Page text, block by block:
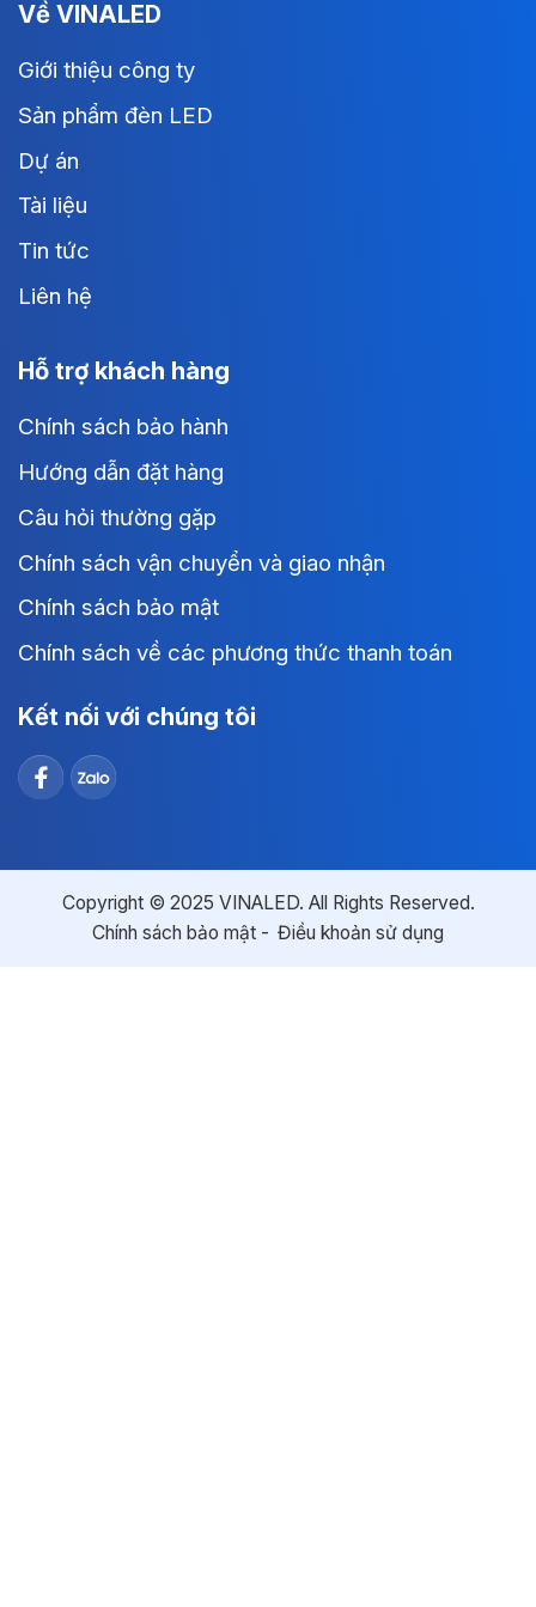
Về VINALED
Giới thiệu công ty
Sản phẩm đèn LED
Dự án
Tài liệu
Tin tức
Liên hệ
Hỗ trợ khách hàng
Chính sách bảo hành
Hướng dẫn đặt hàng
Câu hỏi thường gặp
Chính sách vận chuyển và giao nhận
Chính sách bảo mật
Chính sách về các phương thức thanh toán
Kết nối với chúng tôi
Copyright © 2025 VINALED. All Rights Reserved.
Chính sách bảo mật
Điều khoản sử dụng